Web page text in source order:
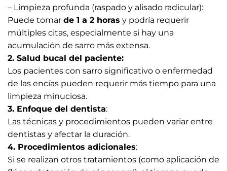
– Limpieza profunda (raspado y alisado radicular):
Puede tomar de 1 a 2 horas y podría requerir
múltiples citas, especialmente si hay una
acumulación de sarro más extensa.
2. Salud bucal del paciente:
Los pacientes con sarro significativo o enfermedad
de las encías pueden requerir más tiempo para una
limpieza minuciosa.
3. Enfoque del dentista:
Las técnicas y procedimientos pueden variar entre
dentistas y afectar la duración.
4. Procedimientos adicionales:
Si se realizan otros tratamientos (como aplicación de